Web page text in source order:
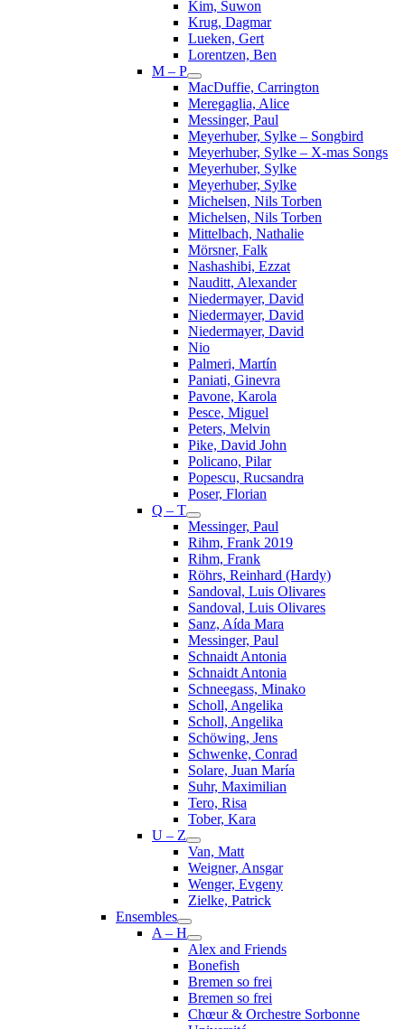
Kim, Suwon
Krug, Dagmar
Lueken, Gert
Lorentzen, Ben
M – P
MacDuffie, Carrington
Meregaglia, Alice
Messinger, Paul
Meyerhuber, Sylke – Songbird
Meyerhuber, Sylke – X-mas Songs
Meyerhuber, Sylke
Meyerhuber, Sylke
Michelsen, Nils Torben
Michelsen, Nils Torben
Mittelbach, Nathalie
Mörsner, Falk
Nashashibi, Ezzat
Nauditt, Alexander
Niedermayer, David
Niedermayer, David
Niedermayer, David
Nio
Palmeri, Martín
Paniati, Ginevra
Pavone, Karola
Pesce, Miguel
Peters, Melvin
Pike, David John
Policano, Pilar
Popescu, Rucsandra
Poser, Florian
Q – T
Messinger, Paul
Rihm, Frank 2019
Rihm, Frank
Röhrs, Reinhard (Hardy)
Sandoval, Luis Olivares
Sandoval, Luis Olivares
Sanz, Aída Mara
Messinger, Paul
Schnaidt Antonia
Schnaidt Antonia
Schneegass, Minako
Scholl, Angelika
Scholl, Angelika
Schöwing, Jens
Schwenke, Conrad
Solare, Juan María
Suhr, Maximilian
Tero, Risa
Tober, Kara
U – Z
Van, Matt
Weigner, Ansgar
Wenger, Evgeny
Zielke, Patrick
Ensembles
A – H
Alex and Friends
Bonefish
Bremen so frei
Bremen so frei
Chœur & Orchestre Sorbonne